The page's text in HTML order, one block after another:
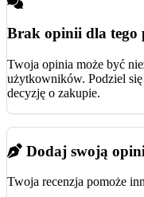
Brak opinii dla tego
Twoja opinia może być
użytkowników. Podziel
decyzję o zakupie.
Dodaj swoją
Twoja recenzja pomoże